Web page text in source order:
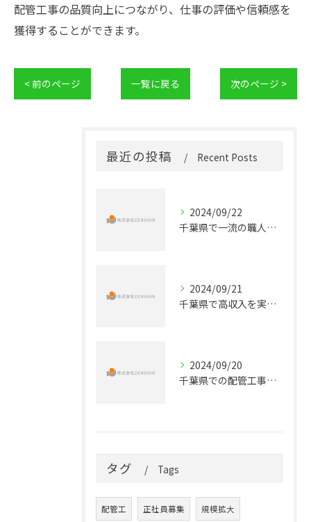
配管工事の品質向上につながり、仕事の評価や信頼感を
獲得することができます。
< 前のページ 一覧に戻る 次のページ >
最近の投稿 Recent Posts
2024/09/22
千葉県で一流の職人を目指す！未経験から始める配管工事正社員の道
2024/09/21
千葉県で高収入を実現する！配管工事の正社員求人情報
2024/09/20
千葉県での配管工事のキャリアを始めよう！正社員募集のお知らせ
タグ Tags
配管工 正社員募集 規模拡大